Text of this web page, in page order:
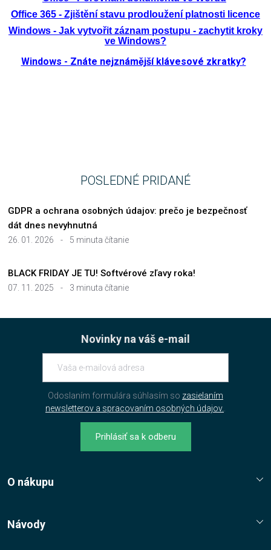
Office 365 - Zjištění stavu prodloužení platnosti licence
Windows - Jak vytvořit záznam postupu - zachytit kroky
ve Windows?
Windows - Znáte nejznámější klávesové zkratky?
POSLEDNÉ PRIDANÉ
26. 01. 2026 - 5 minuta čítanie
GDPR a ochrana osobných údajov: prečo je bezpečnosť
dát dnes nevyhnutná
07. 11. 2025 - 3 minuta čítanie
BLACK FRIDAY JE TU! Softvérové zľavy roka!
Novinky na váš e-mail
Odoslaním formulára súhlasím so zasielaním
newsletterov a spracovaním osobných údajov.
Prihlásiť sa k odberu
O nákupu
Jak nakupovat?
Návody